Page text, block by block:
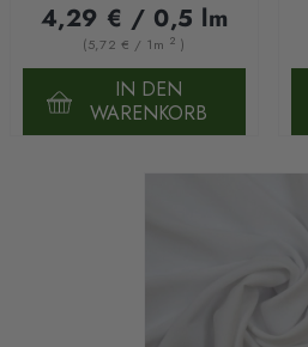
4,29 € / 0,5 lm
(5,72 € / 1m 2)
IN DEN
WARENKORB